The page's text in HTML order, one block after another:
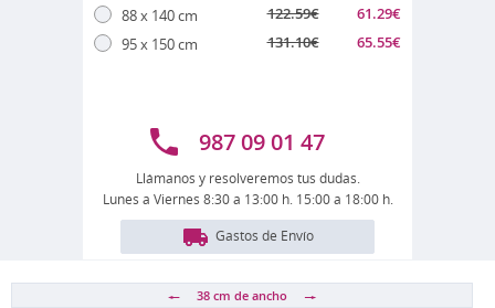
88 x 140 cm
95 x 150 cm
122.59€
131.10€
61.29€
65.55€
987 09 01 47
Llámanos y resolveremos tus dudas.
Lunes a Viernes 8:30 a 13:00 h. 15:00 a 18:00 h.
Gastos de Envío
38 cm de ancho